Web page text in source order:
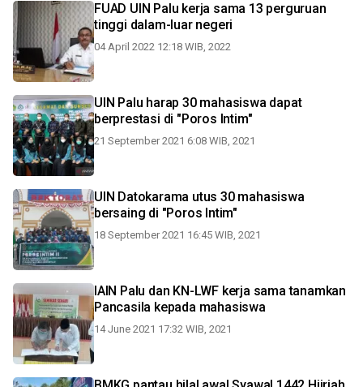
FUAD UIN Palu kerja sama 13 perguruan
tinggi dalam-luar negeri
04 April 2022 12:18 WIB, 2022
UIN Palu harap 30 mahasiswa dapat
berprestasi di "Poros Intim"
21 September 2021 6:08 WIB, 2021
UIN Datokarama utus 30 mahasiswa
bersaing di "Poros Intim"
18 September 2021 16:45 WIB, 2021
IAIN Palu dan KN-LWF kerja sama tanamkan
Pancasila kepada mahasiswa
14 June 2021 17:32 WIB, 2021